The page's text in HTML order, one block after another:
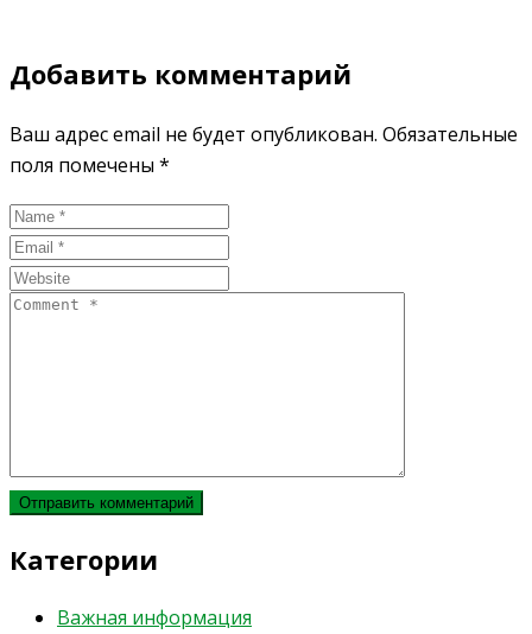
Добавить комментарий
Ваш адрес email не будет опубликован. Обязательные
поля помечены *
Категории
Важная информация